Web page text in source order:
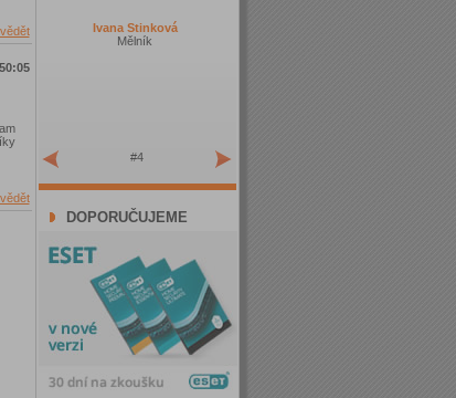
Ivana Stinková
Mělník
#4
DOPORUČUJEME